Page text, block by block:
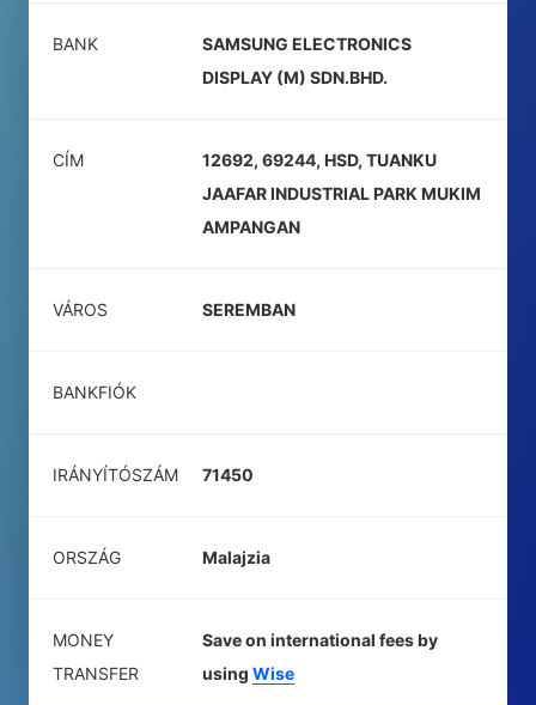
BANK
SAMSUNG ELECTRONICS
DISPLAY (M) SDN.BHD.
CÍM
12692, 69244, HSD, TUANKU
JAAFAR INDUSTRIAL PARK MUKIM
AMPANGAN
VÁROS SEREMBAN
BANKFIÓK
IRÁNYÍTÓSZÁM 71450
ORSZÁG Malajzia
MONEY
TRANSFER
Save on international fees by
using Wise